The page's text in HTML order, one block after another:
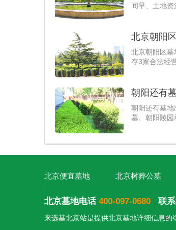
间早、土地
北京朝阳
北京朝阳区
存3家合法经
朝阳还有
朝阳还有墓
墓、朝阳陵园
北京便宜墓地 北京树葬公墓
北京墓地电话 400-097-0680 联
来选墓北京站是提供北京墓地详细信息的